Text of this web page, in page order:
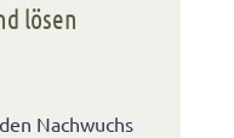
lösen
Nachwuchs